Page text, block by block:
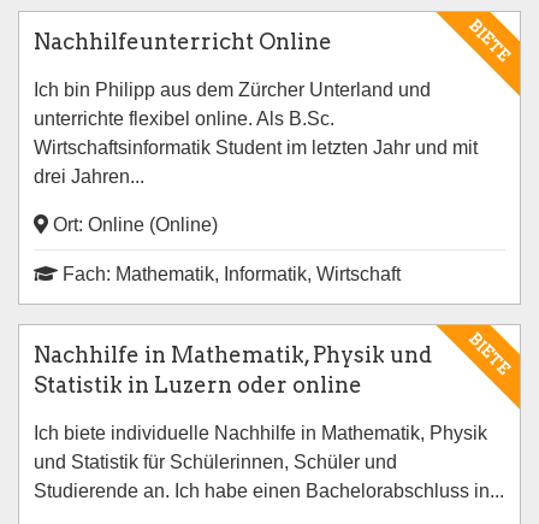
BIETE
Nachhilfeunterricht Online
Ich bin Philipp aus dem Zürcher Unterland und
unterrichte flexibel online. Als B.Sc.
Wirtschaftsinformatik Student im letzten Jahr und mit
drei Jahren...
Ort: Online (Online)
Fach: Mathematik, Informatik, Wirtschaft
BIETE
Nachhilfe in Mathematik, Physik und
Statistik in Luzern oder online
Ich biete individuelle Nachhilfe in Mathematik, Physik
und Statistik für Schülerinnen, Schüler und
Studierende an. Ich habe einen Bachelorabschluss in...